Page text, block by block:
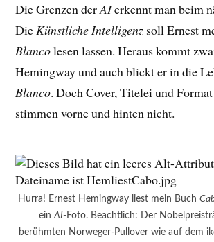
Die Grenzen derAIerkennt man beim
DieKünstliche Intelligenz soll Ernest
Blancolesen lassen. Heraus kommt
Hemingway und auch blickt er in die
Blanco. Doch Cover, Titelei und
stimmen vorne und hinten nicht.
Hurra! Ernest Hemingway liest mein Buch
ein AI-Foto. Beachtlich: Der
berühmten Norweger-Pullover wie auf dem